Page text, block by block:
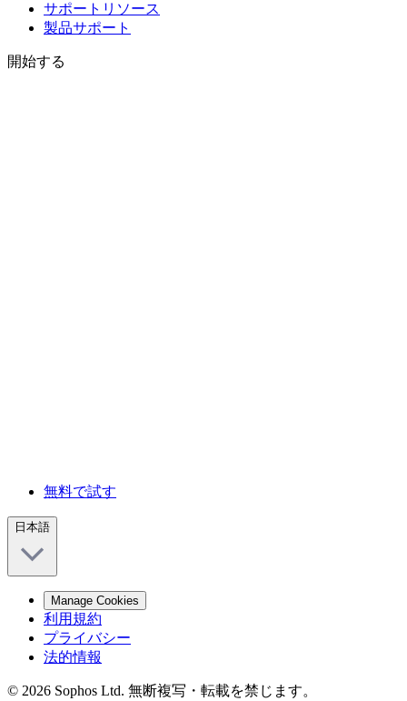
サポートリソース
製品サポート
開始する
無料で試す
日本語
Manage Cookies
利用規約
プライバシー
法的情報
© 2026 Sophos Ltd. 無断複写・転載を禁じます。